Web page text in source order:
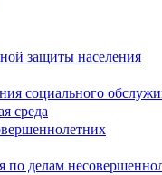
защиты населения
социального
среда
по делам